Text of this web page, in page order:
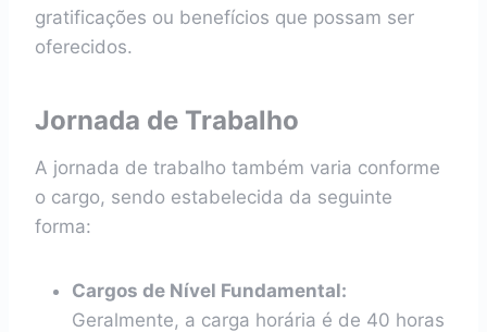
gratificações ou benefícios que possam ser
oferecidos.
Jornada de Trabalho
A jornada de trabalho também varia conforme
o cargo, sendo estabelecida da seguinte
forma:
Cargos de Nível Fundamental:
Geralmente, a carga horária é de 40 horas